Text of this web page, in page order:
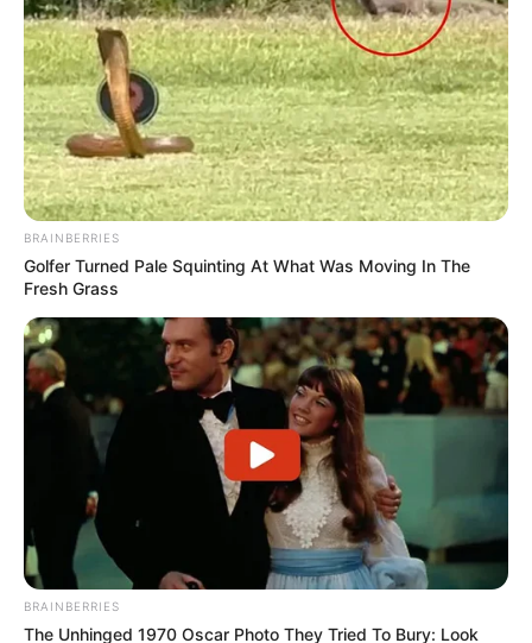
BRAINBERRIES
Golfer Turned Pale Squinting At What Was Moving In The
Fresh Grass
BRAINBERRIES
The Unhinged 1970 Oscar Photo They Tried To Bury: Look